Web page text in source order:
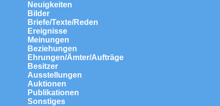
Neuigkeiten
Bilder
Briefe/Texte/Reden
Ereignisse
Meinungen
Beziehungen
Ehrungen/Ämter/Aufträge
Besitzer
Ausstellungen
Auktionen
Publikationen
Sonstiges